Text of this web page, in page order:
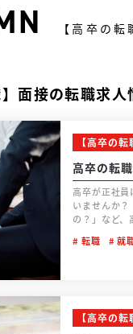
【高卒の
面接の転職求人
【高卒の
高卒の転
高卒が正社員に転職
いませんか？ 「アルバイトと正社員では面接の服装が違うの？」「高卒は服装を厳しくチェックされる
の？」など
転職
就
【高卒の